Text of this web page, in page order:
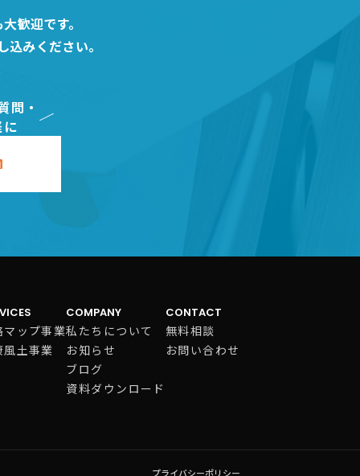
歓迎です。
みください。
問・
マップ事業
風土事業
COMPANY
私たちについて
お知らせ
ブログ
資料ダウンロード
CONTACT
無料相談
お問い合わせ
プライバシーポリシー